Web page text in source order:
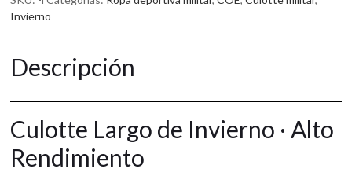
e
r
t
v
e
:
Invierno
Descripción
Culotte Largo de Invierno · Alto
Rendimiento